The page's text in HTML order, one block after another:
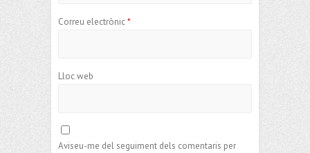
Correu electrònic*
Lloc web
Aviseu-me del seguiment dels comentaris per